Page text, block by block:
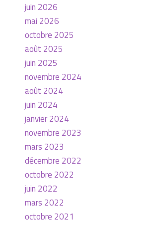
juin 2026
mai 2026
octobre 2025
août 2025
juin 2025
novembre 2024
août 2024
juin 2024
janvier 2024
novembre 2023
mars 2023
décembre 2022
octobre 2022
juin 2022
mars 2022
octobre 2021